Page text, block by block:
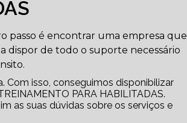
passo é encontrar uma empresa que
dispor de todo o suporte necessário
Com isso, conseguimos disponibilizar
PARA HABILITADAS.
as suas dúvidas sobre os serviços e